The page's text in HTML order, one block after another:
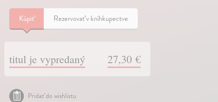
Kúpiť Rezervovať v kníhkupectve
titul je vypredaný 27,30 €
Pridať do wishlistu